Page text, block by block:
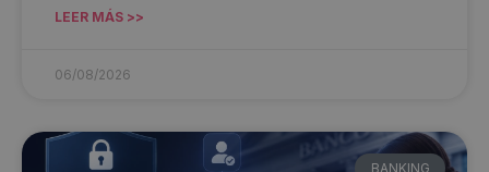
LEER MÁS >>
06/08/2026
BANKING